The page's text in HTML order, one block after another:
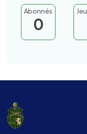
Abonnés
0